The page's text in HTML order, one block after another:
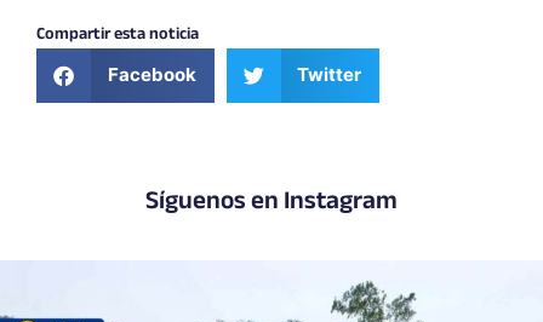
Compartir esta noticia
Facebook Twitter
Síguenos en Instagram